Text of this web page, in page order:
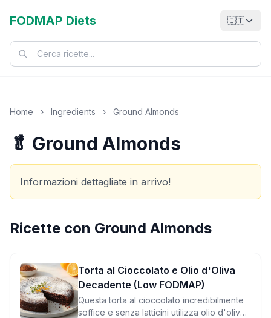
FODMAP Diets 🇮🇹
Home › Ingredients › Ground Almonds
🥬 Ground Almonds
Informazioni dettagliate in arrivo!
Ricette con Ground Almonds
Torta al Cioccolato e Olio d'Oliva
Decadente (Low FODMAP)
Questa torta al cioccolato incredibilmente
soffice e senza latticini utilizza olio d'oliva